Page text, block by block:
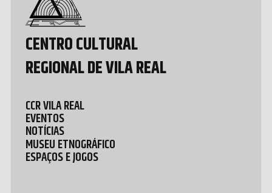
CENTRO CULTURAL
REGIONAL DE VILA REAL
CCR VILA REAL
EVENTOS
NOTÍCIAS
MUSEU ETNOGRÁFICO
ESPAÇOS E JOGOS
Quental